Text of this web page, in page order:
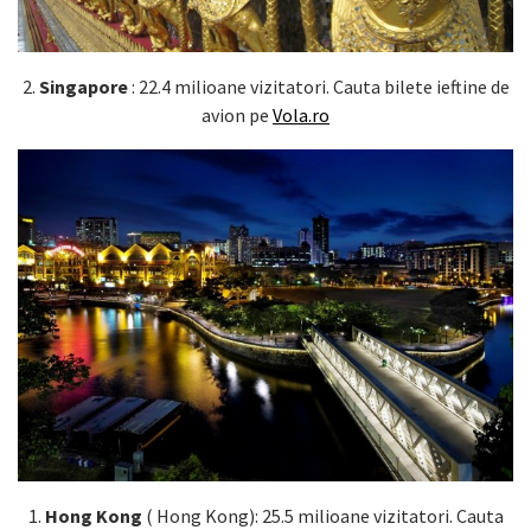
2. Singapore: 22.4 milioane vizitatori. Cauta bilete ieftine de
avion pe Vola.ro
1. Hong Kong ( Hong Kong): 25.5 milioane vizitatori. Cauta